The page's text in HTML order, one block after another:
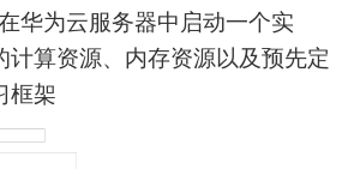
华为云服务器中启动一个实
计算资源、内存资源以及预先定
框架